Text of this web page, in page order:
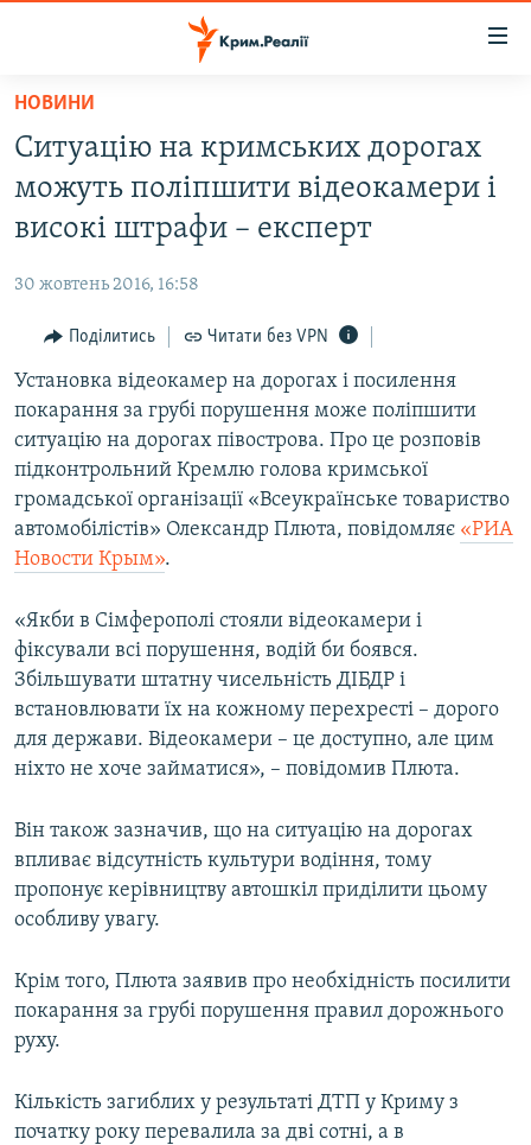
Перейти
основного
матеріалу
Перейти
до
основної
Перейти
пошуку
ВОДА.КРИМ
ВІДЕО ТА ФОТО
БЛОГИ
ПОГЛЯД
ІНТЕРВ'Ю
ВСЕ ЗА ДЕНЬ
СПЕЦПРОЕКТИ
ДЕПОРТАЦІЯ
ВІДЕОУРОКИ «ELIFBE»
УКРАЇНСЬКА ПРОБЛЕМА КРИМУ
ІНФОГРАФІКА
ЯК ОБІЙТИ БЛОКУВАННЯ
Русский
Qırımtatar
ДОЛУЧАЙСЯ!
НОВИНИ
Ситуацію на кримських дорогах
можуть поліпшити відеокамери і
високі штрафи – експерт
30 жовтень 2016, 16:58
Поділитись Читати без VPN
Установка відеокамер на дорогах і посилення
покарання за грубі порушення може поліпшити
ситуацію на дорогах півострова. Про це розповів
підконтрольний Кремлю голова кримської
громадської організації «Всеукраїнське товариство
автомобілістів» Олександр Плюта, повідомляє «РИА
Новости Крым».
«Якби в Сімферополі стояли відеокамери і
фіксували всі порушення, водій би боявся.
Збільшувати штатну чисельність ДІБДР і
встановлювати їх на кожному перехресті – дорого
для держави. Відеокамери – це доступно, але цим
ніхто не хоче займатися», – повідомив Плюта.
Він також зазначив, що на ситуацію на дорогах
впливає відсутність культури водіння, тому
пропонує керівництву автошкіл приділити цьому
особливу увагу.
Крім того, Плюта заявив про необхідність посилити
покарання за грубі порушення правил дорожнього
руху.
Кількість загиблих у результаті ДТП у Криму з
початку року перевалила за дві сотні, а в